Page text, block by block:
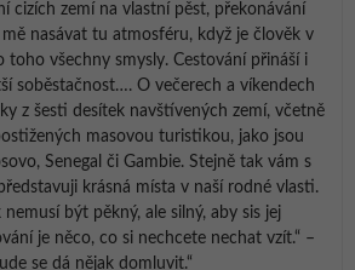
cizích zemí na vlastní pěst, překonávání
nasávat tu atmosféru, když je člověk v
toho všechny smysly. Cestování přináší i
soběstačnost…. O večerech a víkendech
z šesti desítek navštívených zemí, včetně
masovou turistikou, jako jsou
Senegal či Gambie. Stejně tak vám s
krásná místa v naší rodné vlasti.
nemusí být pěkný, ale silný, aby sis jej
je něco, co si nechcete nechat vzít.“ –
se dá nějak domluvit.“